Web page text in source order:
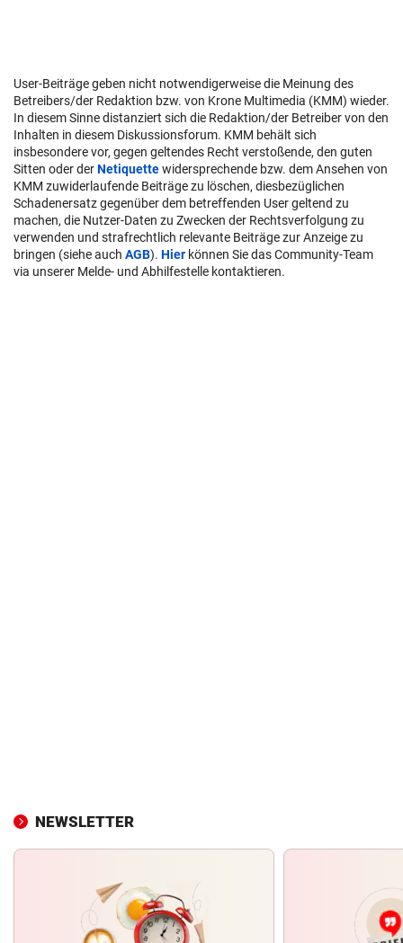
User-Beiträge geben nicht notwendigerweise die Meinung des
Betreibers/der Redaktion bzw. von Krone Multimedia (KMM) wieder.
In diesem Sinne distanziert sich die Redaktion/der Betreiber von den
Inhalten in diesem Diskussionsforum. KMM behält sich
insbesondere vor, gegen geltendes Recht verstoßende, den guten
Sitten oder derNetiquettewidersprechende bzw. dem Ansehen von
KMM zuwiderlaufende Beiträge zu löschen, diesbezüglichen
Schadenersatz gegenüber dem betreffenden User geltend zu
machen, die Nutzer-Daten zu Zwecken der Rechtsverfolgung zu
verwenden und strafrechtlich relevante Beiträge zur Anzeige zu
bringen (siehe auch AGB). Hier können Sie das Community-Team
via unserer Melde- und Abhilfestelle kontaktieren.
NEWSLETTER